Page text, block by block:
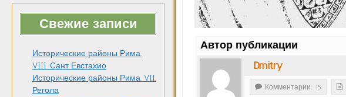
Свежие записи
Исторические районы Рима.
VIII. Сант Евстахио
Исторические районы Рима. VII.
Регола
Автор публикации
Dmitry
Комментарии: 15